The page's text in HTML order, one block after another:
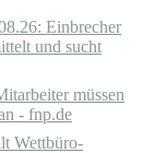
Einbrecher
und sucht
müssen
- fnp.de
Wettbüro-